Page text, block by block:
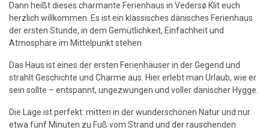
Dann heißt dieses charmante Ferienhaus in Vedersø Klit euch
herzlich willkommen. Es ist ein klassisches dänisches Ferienhaus
der ersten Stunde, in dem Gemütlichkeit, Einfachheit und
Atmosphäre im Mittelpunkt stehen.
Das Haus ist eines der ersten Ferienhäuser in der Gegend und
strahlt Geschichte und Charme aus. Hier erlebt man Urlaub, wie er
sein sollte – entspannt, ungezwungen und voller dänischer Hygge.
Die Lage ist perfekt: mitten in der wunderschönen Natur und nur
etwa fünf Minuten zu Fuß vom Strand und der rauschenden